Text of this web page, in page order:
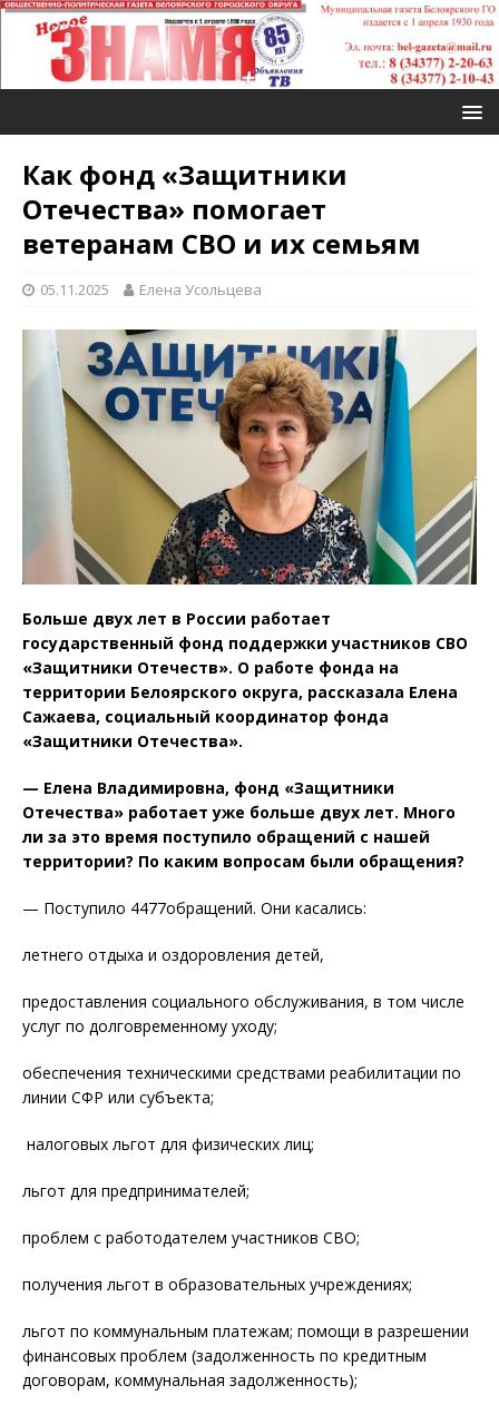
Как фонд «Защитники
Отечества» помогает
ветеранам СВО и их семьям
05.11.2025 Елена Усольцева
Больше двух лет в России работает
государственный фонд поддержки участников СВО
«Защитники Отечеств». О работе фонда на
территории Белоярского округа, рассказала Елена
Сажаева, социальный координатор фонда
«Защитники Отечества».
— Елена Владимировна, фонд «Защитники
Отечества» работает уже больше двух лет. Много
ли за это время поступило обращений с нашей
территории? По каким вопросам были обращения?
— Поступило 4477обращений. Они касались:
летнего отдыха и оздоровления детей,
предоставления социального обслуживания, в том числе
услуг по долговременному уходу;
обеспечения техническими средствами реабилитации по
линии СФР или субъекта;
налоговых льгот для физических лиц;
льгот для предпринимателей;
проблем с работодателем участников СВО;
получения льгот в образовательных учреждениях;
льгот по коммунальным платежам; помощи в разрешении
финансовых проблем (задолженность по кредитным
договорам, коммунальная задолженность);